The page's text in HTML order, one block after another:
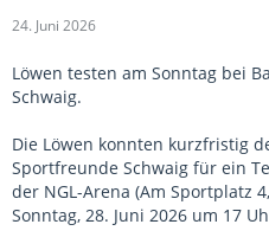
24. Juni 2026
Löwen testen am Sonntag bei
Schwaig.
Die Löwen konnten kurzfristig
Sportfreunde Schwaig für ein
der NGL-Arena (Am Sportplatz
Sonntag, 28. Juni 2026 um 17